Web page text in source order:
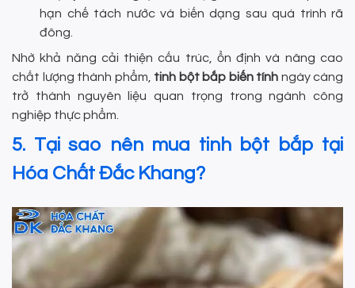
hạn chế tách nước và biến dạng sau quá trình rã
đông.
Nhờ khả năng cải thiện cấu trúc, ổn định và nâng cao
chất lượng thành phẩm, tinh bột bắp biến tính ngày càng
trở thành nguyên liệu quan trọng trong ngành công
nghiệp thực phẩm.
5. Tại sao nên mua tinh bột bắp tại
Hóa Chất Đắc Khang?